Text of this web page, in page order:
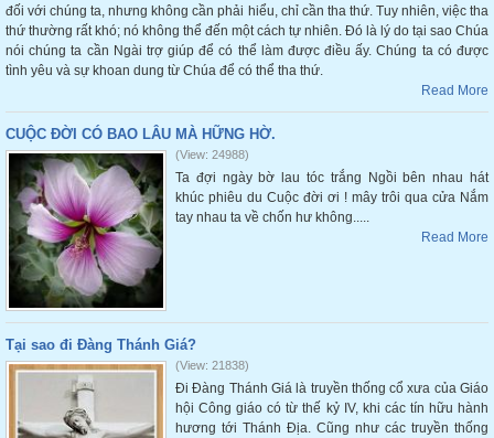
đối với chúng ta, nhưng không cần phải hiểu, chỉ cần tha thứ. Tuy nhiên, việc tha
thứ thường rất khó; nó không thể đến một cách tự nhiên. Đó là lý do tại sao Chúa
nói chúng ta cần Ngài trợ giúp để có thể làm được điều ấy. Chúng ta có được
tình yêu và sự khoan dung từ Chúa để có thể tha thứ.
Read More
CUỘC ĐỜI CÓ BAO LÂU MÀ HỮNG HỜ.
(View: 24988)
Ta đợi ngày bờ lau tóc trắng Ngồi bên nhau hát
khúc phiêu du Cuộc đời ơi ! mây trôi qua cửa Nắm
tay nhau ta về chốn hư không.....
Read More
Tại sao đi Đàng Thánh Giá?
(View: 21838)
Đi Đàng Thánh Giá là truyền thống cổ xưa của Giáo
hội Công giáo có từ thế kỷ IV, khi các tín hữu hành
hương tới Thánh Địa. Cũng như các truyền thống